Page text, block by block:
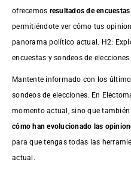
ofrecemos resultados deencuestas
permitiéndote ver cómo tus
panorama político actual. H2:
encuestas y sondeos de elecciones
Mantente informado con los
sondeos de elecciones. En
momento actual, sino que
cómo han evolucionado las
para que tengas todas las
actual.